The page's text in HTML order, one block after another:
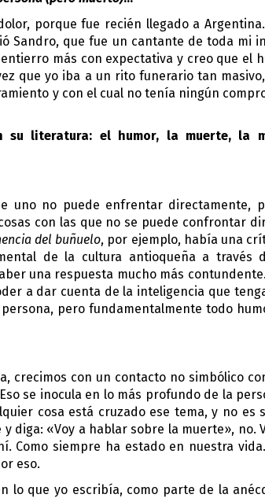
porque fue recién llegado a
Sandro, que fue un cantante de toda mi
más con expectativa y creo que el
que yo iba a un rito funerario tan
y con el cual no tenía ningún
su literatura: el humor, la muerte, la
uno no puede enfrentar directamente,
con las que no se puede confrontar
del buñuelo, por ejemplo, había una
de la cultura antioqueña a través
una respuesta mucho más
a dar cuenta de la inteligencia que
pero fundamentalmente todo
crecimos con un contacto no simbólico
se inocula en lo más profundo de la
cosa está cruzado ese tema, y no es
diga: «Voy a hablar sobre la muerte», no.
Como siempre ha estado en nuestra
eso.
lo que yo escribía, como parte de la